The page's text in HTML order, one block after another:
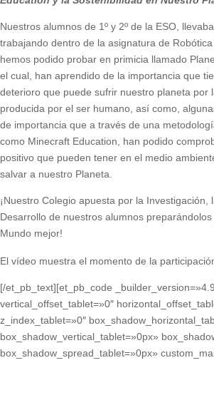
Nuestros alumnos de 1º y 2º de la ESO,
trabajando dentro de la asignatura de
hemos podido probar en primicia llamado
el cual, han aprendido de la importancia que
deterioro que puede sufrir nuestro planeta por
producida por el ser humano, así como,
de importancia que a través de una
como Minecraft Education, han podido
positivo que pueden tener en el medio
salvar a nuestro Planeta.
¡Nuestro Colegio apuesta por la Investigación,
Desarrollo de nuestros alumnos
Mundo mejor!
El vídeo muestra el momento de la
[/et_pb_text][et_pb_code
vertical_offset_tablet=»0″
z_index_tablet=»0″
box_shadow_vertical_tablet=»0px»
box_shadow_spread_tablet=»0px»